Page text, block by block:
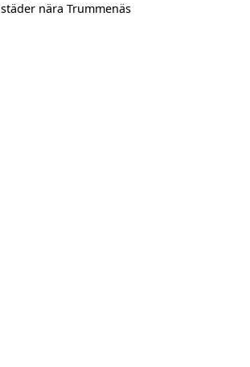
städer nära Trummenäs